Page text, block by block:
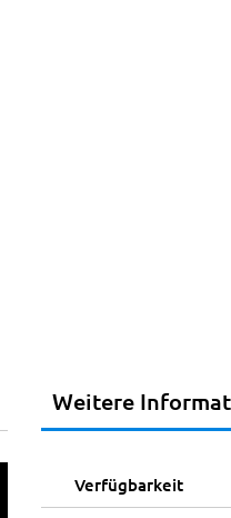
Weitere
Verfügbarkeit